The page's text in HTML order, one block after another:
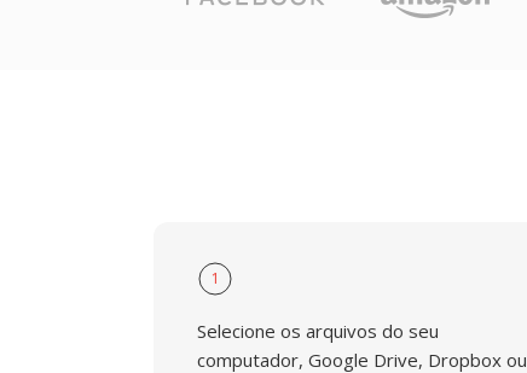
1
Selecione os arquivos do seu
computador, Google Drive, Dropbox ou